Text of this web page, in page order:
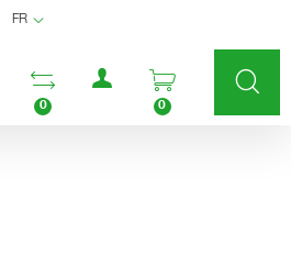
FR
Ouvrir la liste
0
Menu utilisateur
Ouvrir le
0